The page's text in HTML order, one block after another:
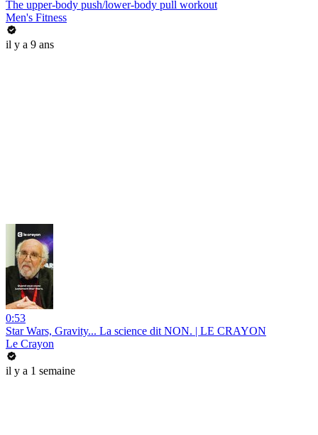
The upper-body push/lower-body pull workout
Men's Fitness
il y a 9 ans
0:53
Star Wars, Gravity... La science dit NON. | LE CRAYON
Le Crayon
il y a 1 semaine